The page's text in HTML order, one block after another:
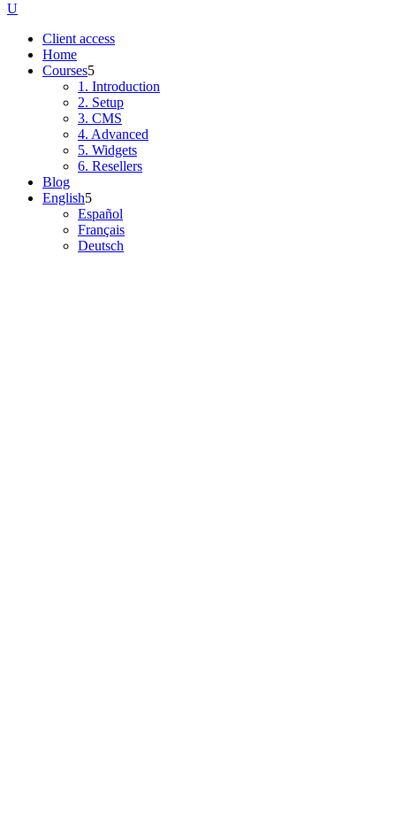
Client access
Home
Courses
1. Introduction
2. Setup
3. CMS
4. Advanced
5. Widgets
6. Resellers
Blog
English
Español
Français
Deutsch